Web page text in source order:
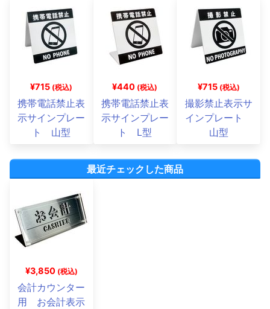
¥715 (税込)
携帯電話禁止表
示サインプレー
ト 山型
¥440 (税込)
携帯電話禁止表
示サインプレー
ト L型
¥715 (税込)
撮影禁止表示サ
インプレート
山型
最近チェックした商品
¥3,850 (税込)
会計カウンター
用 お会計表示